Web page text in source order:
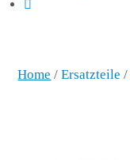
Home / Ersatzteile /